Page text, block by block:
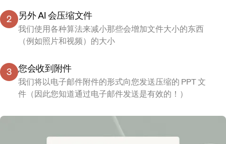
2 另外 AI 会压缩文件
我们使用各种算法来减小那些会增加文件大小的东西
（例如照片和视频）的大小
3 您会收到附件
我们将以电子邮件附件的形式向您发送压缩的 PPT 文
件（因此您知道通过电子邮件发送是有效的！）